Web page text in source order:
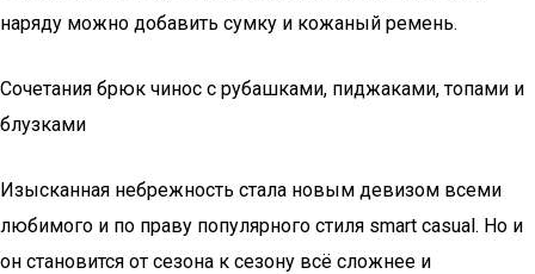
наряду можно добавить сумку и кожаный ремень.
Сочетания брюк чинос с рубашками, пиджаками, топами и
блузками
Изысканная небрежность стала новым девизом всеми
любимого и по праву популярного стиля smart casual. Но и
он становится от сезона к сезону всё сложнее и